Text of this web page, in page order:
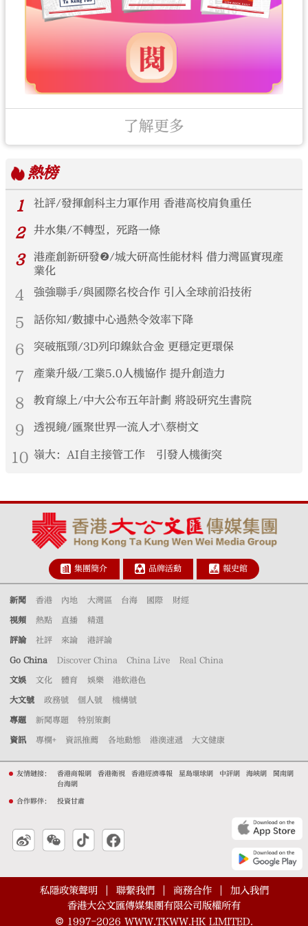
了解更多
熱榜
1
社評/發揮創科主力軍作用 香港高校肩負重任
2 井水集/不轉型，死路一條
3
港產創新研發❷/城大研高性能材料 借力灣區實現產
業化
4 強強聯手/與國際名校合作 引入全球前沿技術
5 話你知/數據中心過熱令效率下降
6 突破瓶頸/3D列印鎳鈦合金 更穩定更環保
7 產業升級/工業5.0人機協作 提升創造力
8 教育線上/中大公布五年計劃 將設研究生書院
9 透視鏡/匯聚世界一流人才\蔡樹文
10 嶺大：AI自主接管工作 引發人機衝突
集團簡介 品牌活動 報史館
新聞 香港 內地 大灣區 台海 國際 財經
視頻 熱點 直播 精選
評論 社評 來論 港評論
Go China Discover China China Live Real China
文娛 文化 體育 娛樂 港飲港色
大文號 政務號 個人號 機構號
專題 新聞專題 特別策劃
資訊 專欄+ 資訊推薦 各地動態 港澳速遞 大文健康
友情鏈接： 香港商報網 香港衛視 香港經濟導報 星島環球網 中評網 海峽網
閩南網
台海網
合作夥伴： 投資甘肅
私隱政策聲明 聯繫我們 商務合作
加入我們
香港大公文匯傳媒集團有限公司版權所有
© 1997-2026 WWW.TKWW.HK LIMITED.